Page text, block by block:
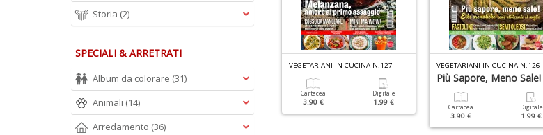
Fonte Sana Di
Digitale
1.99 €
Involtini Fantasia
3.90 €
Digitale
1.99 €
VEGETARIANI IN CUCINA N.127
Cartacea
3.90 €
Digitale
1.99 €
VEGETARIANI IN CUCINA N.126
Più Sapore, Meno Sale!
Cartacea
3.90 €
Digitale
1.99 €
Storia (2)
SPECIALI & ARRETRATI
Album da colorare (31)
Animali (14)
Arredamento (36)